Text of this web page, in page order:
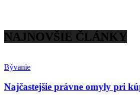
NAJNOVŠIE ČLÁNKY
Bývanie
Najčastejšie právne omyly pri